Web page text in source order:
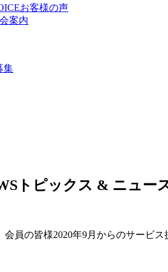
お客様の声
案内
集
トピックス & ニュー
会員の皆様2020年9月からのサービス